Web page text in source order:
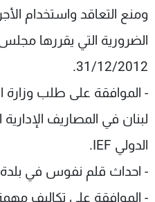
ومنع التعاقد واستخدام
الضرورية التي يقررها مجلس
31/12/2012.
- الموافقة على طلب وزارة
لبنان في المصاريف
الدولي IEF.
- احداث قلم نفوس في
- الموافقة على تكاليف مهمة